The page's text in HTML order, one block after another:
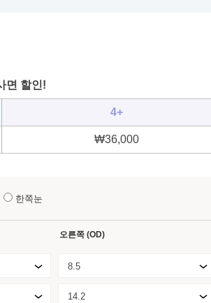
면 할인!
4+
₩36,000
한쪽눈
오른쪽 (OD)
8.5
14.2